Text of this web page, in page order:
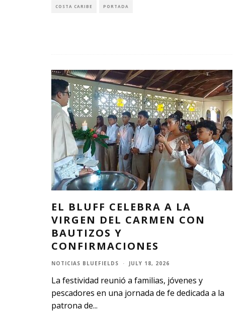
COSTA CARIBE PORTADA
EL BLUFF CELEBRA A LA
VIRGEN DEL CARMEN CON
BAUTIZOS Y
CONFIRMACIONES
NOTICIAS BLUEFIELDS · JULY 18, 2026
La festividad reunió a familias, jóvenes y
pescadores en una jornada de fe dedicada a la
patrona de...